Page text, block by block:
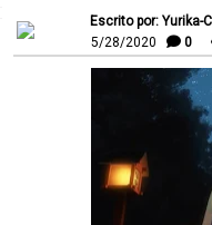
Escrito por: Yurika-
5/28/2020
0